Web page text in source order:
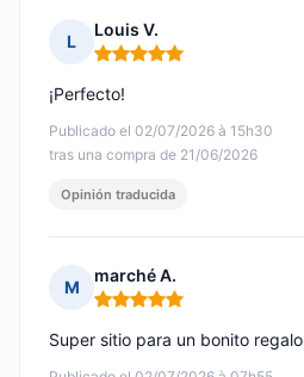
L
Louis V.
Nota: 5 de 5
Publicado el 02/07/2026 à 15h30
tras una compra de 21/06/2026
¡Perfecto!
Opinión traducida
M
marché A.
Nota: 5 de 5
Super sitio para un bonito regalo